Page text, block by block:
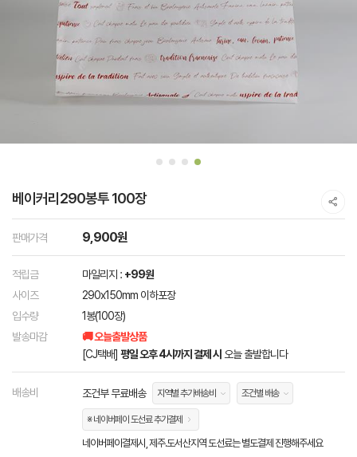
베이커리290봉투 100장
판매가격 9,900원
적립금 마일리지 : +99원
사이즈
290x150mm 이하포장
입수량
1봉(100장)
발송마감
🚚 오늘출발상품
[CJ택배] 평일 오후 4시까지 결제 시 오늘 출발합니다
배송비 조건부 무료배송 지역별 추가배송비 조건별 배송
※ 네이버페이 도선료 추가결제
네이버페이결제시, 제주.도서산지역 도선료는 별도결제 진행해주세요